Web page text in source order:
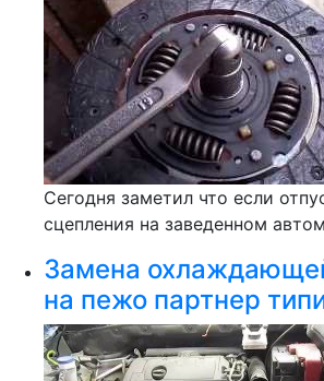
Сегодня заметил что если
сцепления на заведенном
Замена
на пежо партнер